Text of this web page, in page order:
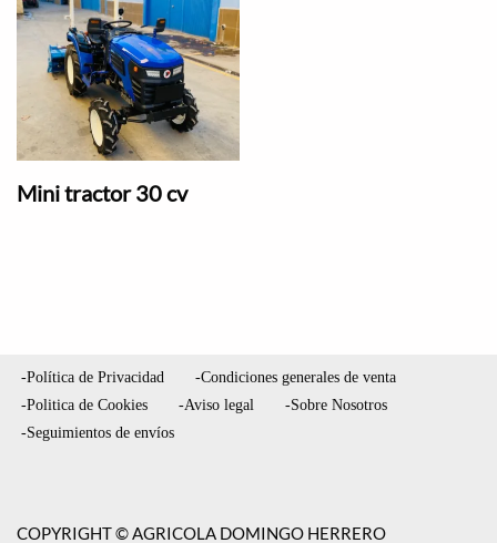
Mini tractor 30 cv
-Política de Privacidad
-Condiciones generales de venta
-Politica de Cookies
-Aviso legal
-Sobre Nosotros
-Seguimientos de envíos
COPYRIGHT © AGRICOLA DOMINGO HERRERO